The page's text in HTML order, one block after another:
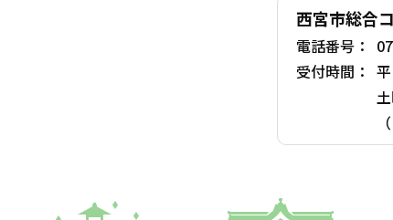
西宮市総合
電話番号：
受付時間：